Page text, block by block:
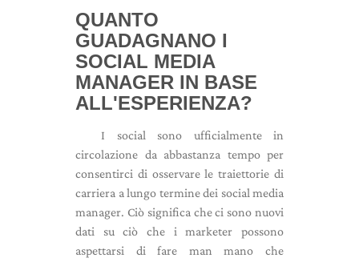
QUANTO
GUADAGNANO I
SOCIAL MEDIA
MANAGER IN BASE
ALL'ESPERIENZA?
I social sono ufficialmente in
circolazione da abbastanza tempo per
consentirci di osservare le traiettorie di
carriera a lungo termine dei social media
manager. Ciò significa che ci sono nuovi
dati su ciò che i marketer possono
aspettarsi di fare man mano che